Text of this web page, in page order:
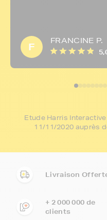
F
FRANCINE P.
Etude Harris
11/11/2020 auprès
Livraison
+ 2 000 000 de
clients